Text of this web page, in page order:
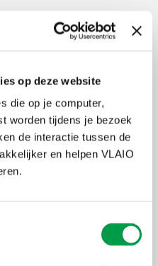
op deze website
die op je computer,
worden tijdens je bezoek
de interactie tussen de
en helpen VLAIO
hoe je dit kan beschermen?
van rechten (licenties)
afspraak
van VLAIO en/of een